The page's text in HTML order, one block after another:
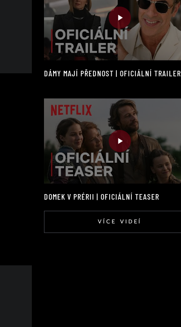
DÁMY MAJÍ PŘEDNOST | OFICIÁLNÍ TRAILER
DOMEK V PRÉRII | OFICIÁLNÍ TEASER
VÍCE VIDEÍ